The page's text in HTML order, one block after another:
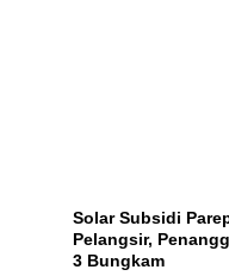
Solar Subsidi
Pelangsir,
3 Bungkam